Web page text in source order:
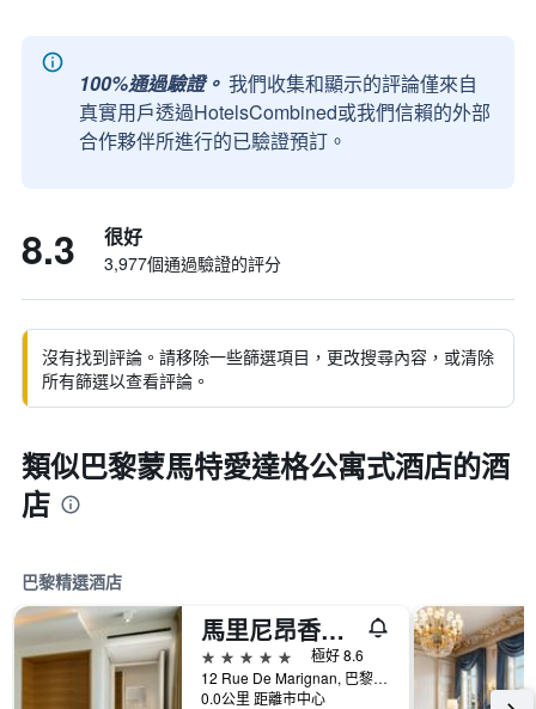
100%通過驗證。 我們收集和顯示的評論僅來自
真實用戶透過HotelsCombined或我們信賴的外部
合作夥伴所進行的已驗證預訂。
8.3 很好
3,977個通過驗證的評分
沒有找到評論。請移除一些篩選項目，更改搜尋內容，或清除
所有篩選以查看評論。
類似巴黎蒙馬特愛達格公寓式酒店的酒
店
巴黎精選酒店
馬里尼昂香榭麗舍大街酒店
5星級
極好 8.6
12 Rue De Marignan, 巴黎, 法國
0.0公里 距離市中心